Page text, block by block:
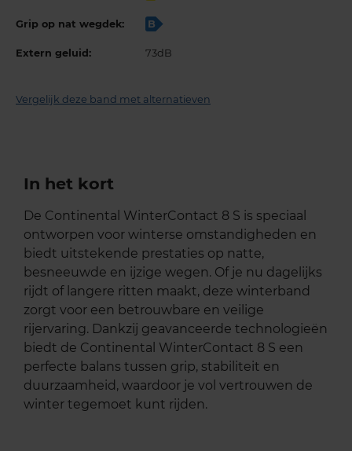
Grip op nat wegdek: B
Extern geluid: 73dB
Vergelijk deze band met alternatieven
In het kort
De Continental WinterContact 8 S is speciaal
ontworpen voor winterse omstandigheden en
biedt uitstekende prestaties op natte,
besneeuwde en ijzige wegen. Of je nu dagelijks
rijdt of langere ritten maakt, deze winterband
zorgt voor een betrouwbare en veilige
rijervaring. Dankzij geavanceerde technologieën
biedt de Continental WinterContact 8 S een
perfecte balans tussen grip, stabiliteit en
duurzaamheid, waardoor je vol vertrouwen de
winter tegemoet kunt rijden.